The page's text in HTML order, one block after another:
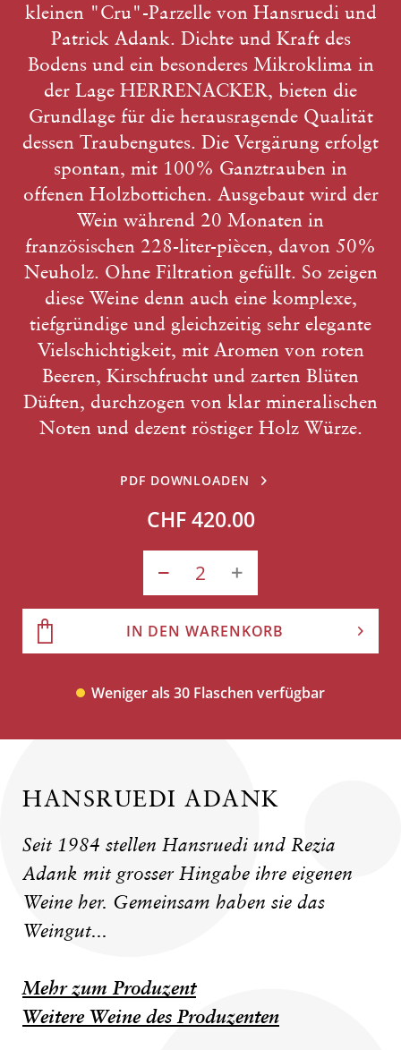
kleinen "Cru"-Parzelle von Hansruedi und
Patrick Adank. Dichte und Kraft des
Bodens und ein besonderes Mikroklima in
der Lage HERRENACKER, bieten die
Grundlage für die herausragende Qualität
dessen Traubengutes. Die Vergärung erfolgt
spontan, mit 100% Ganztrauben in
offenen Holzbottichen. Ausgebaut wird der
Wein während 20 Monaten in
französischen 228-liter-piècen, davon 50%
Neuholz. Ohne Filtration gefüllt. So zeigen
diese Weine denn auch eine komplexe,
tiefgründige und gleichzeitig sehr elegante
Vielschichtigkeit, mit Aromen von roten
Beeren, Kirschfrucht und zarten Blüten
Düften, durchzogen von klar mineralischen
Noten und dezent röstiger Holz Würze.
PDF DOWNLOADEN
CHF 420.00
IN DEN WARENKORB
Weniger als 30 Flaschen verfügbar
HANSRUEDI ADANK
Seit 1984 stellen Hansruedi und Rezia
Adank mit grosser Hingabe ihre eigenen
Weine her. Gemeinsam haben sie das
Weingut...
Mehr zum Produzent
Weitere Weine des Produzenten